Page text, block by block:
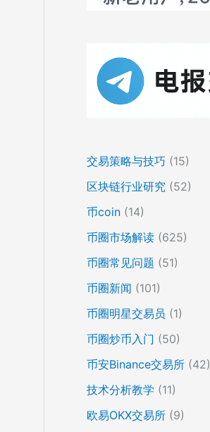
交易策略与技巧 (15)
区块链行业研究 (52)
币coin (14)
币圈市场解读 (625)
币圈常见问题 (51)
币圈新闻 (101)
币圈明星交易员 (1)
币圈炒币入门 (50)
币安Binance交易所 (42)
技术分析教学 (11)
欧易OKX交易所 (9)